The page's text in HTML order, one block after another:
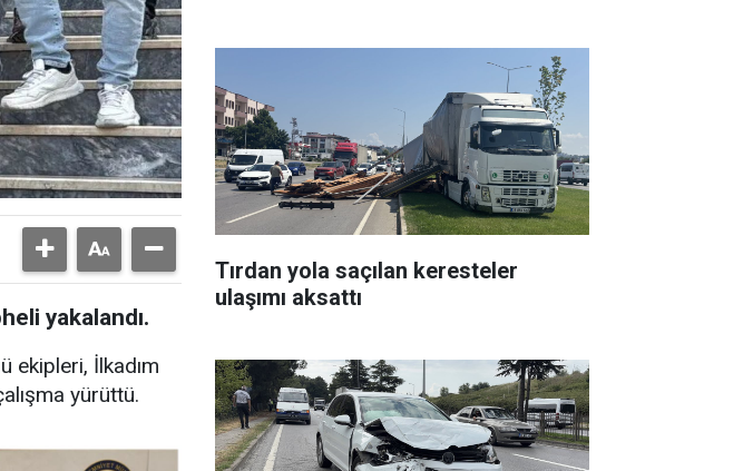
yakalandı.
ekipleri, İlkadım
yürüttü.
Tırdan yola saçılan keresteler
ulaşımı aksattı